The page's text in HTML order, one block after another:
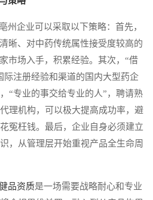
企业可以采取以下策略：首先，
晰、对中药传统属性接受度较高的
市场入手，积累经验。其次，“借
际注册经验和渠道的国内大型药企
“专业的事交给专业的人”，聘请熟
理机构，可以极大提高成功率，避
冤枉钱。最后，企业自身必须建立
，从管理层开始重视产品全生命周
品资质是一场需要战略耐心和专业